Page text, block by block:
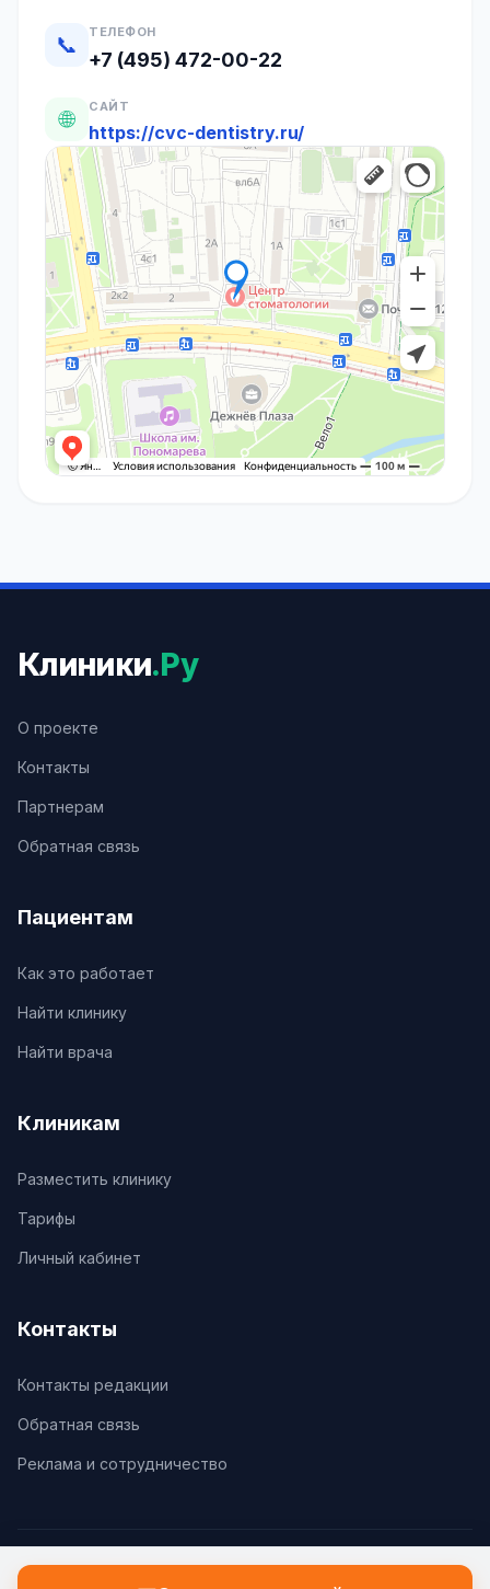
📞 ТЕЛЕФОН
+7 (495) 472-00-22
🌐 САЙТ
https://cvc-dentistry.ru/
Клиники.Ру
О проекте
Контакты
Партнерам
Обратная связь
Пациентам
Как это работает
Найти клинику
Найти врача
Клиникам
Разместить клинику
Тарифы
Личный кабинет
Контакты
Контакты редакции
Обратная связь
Реклама и сотрудничество